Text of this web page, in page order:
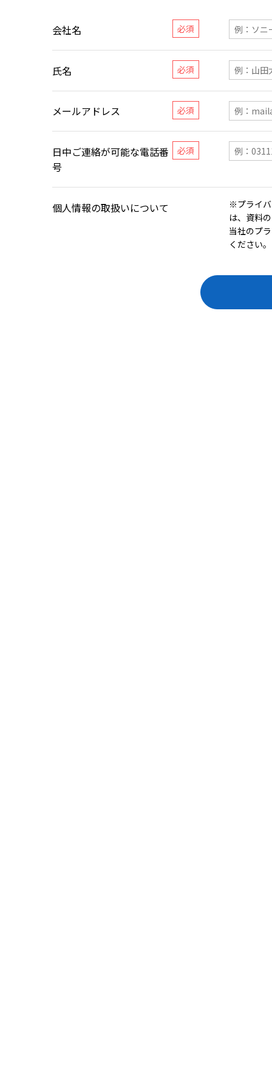
会社名
氏名
メールアドレス
日中ご連絡が可能な電話番
号
個人情報の取扱いについて
※プライ
は、資料
当社のプ
ください。​